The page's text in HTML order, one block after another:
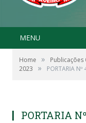
MENU
Home » Publicações
2023
» PORTARIA Nº
PORTARIA